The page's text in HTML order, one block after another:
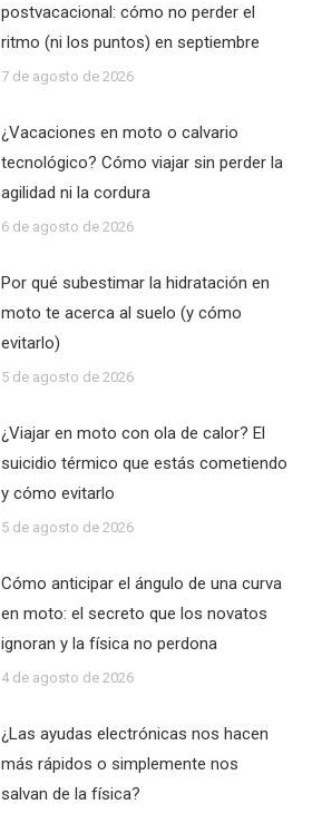
postvacacional: cómo no perder el
ritmo (ni los puntos) en septiembre
7 de agosto de 2026
¿Vacaciones en moto o calvario
tecnológico? Cómo viajar sin perder la
agilidad ni la cordura
6 de agosto de 2026
Por qué subestimar la hidratación en
moto te acerca al suelo (y cómo
evitarlo)
5 de agosto de 2026
¿Viajar en moto con ola de calor? El
suicidio térmico que estás cometiendo
y cómo evitarlo
5 de agosto de 2026
Cómo anticipar el ángulo de una curva
en moto: el secreto que los novatos
ignoran y la física no perdona
4 de agosto de 2026
¿Las ayudas electrónicas nos hacen
más rápidos o simplemente nos
salvan de la física?